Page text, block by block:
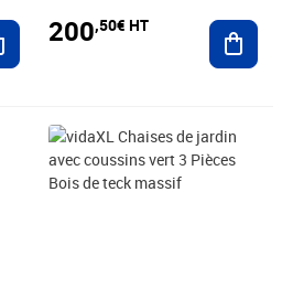
Ajouter au panier
200,50€ HT
Prix 184,08€ HT